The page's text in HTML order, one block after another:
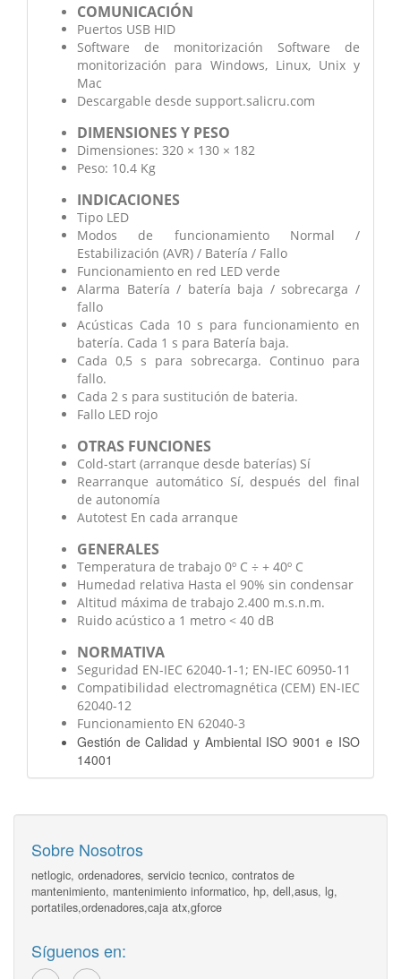
COMUNICACIÓN
Puertos USB HID
Software de monitorización Software de
monitorización para Windows, Linux, Unix y
Mac
Descargable desde support.salicru.com
DIMENSIONES Y PESO
Dimensiones: 320 × 130 × 182
Peso: 10.4 Kg
INDICACIONES
Tipo LED
Modos de funcionamiento Normal /
Estabilización (AVR) / Batería / Fallo
Funcionamiento en red LED verde
Alarma Batería / batería baja / sobrecarga /
fallo
Acústicas Cada 10 s para funcionamiento en
batería. Cada 1 s para Batería baja.
Cada 0,5 s para sobrecarga. Continuo para
fallo.
Cada 2 s para sustitución de bateria.
Fallo LED rojo
OTRAS FUNCIONES
Cold-start (arranque desde baterías) Sí
Rearranque automático Sí, después del final
de autonomía
Autotest En cada arranque
GENERALES
Temperatura de trabajo 0º C ÷ + 40º C
Humedad relativa Hasta el 90% sin condensar
Altitud máxima de trabajo 2.400 m.s.n.m.
Ruido acústico a 1 metro < 40 dB
NORMATIVA
Seguridad EN-IEC 62040-1-1; EN-IEC 60950-11
Compatibilidad electromagnética (CEM) EN-IEC
62040-12
Funcionamiento EN 62040-3
Gestión de Calidad y Ambiental ISO 9001 e ISO
14001
Sobre Nosotros
netlogic, ordenadores, servicio tecnico, contratos de
mantenimiento, mantenimiento informatico, hp, dell,asus, lg,
portatiles,ordenadores,caja atx,gforce
Síguenos en: